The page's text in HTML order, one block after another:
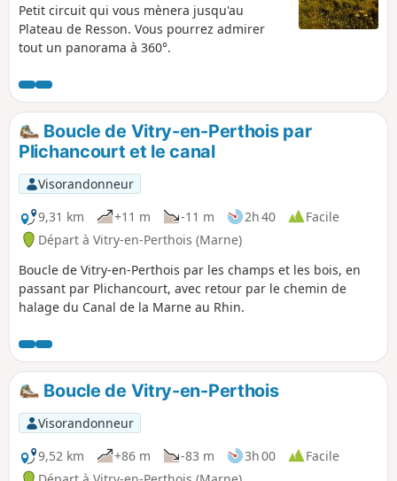
Petit circuit qui vous mènera jusqu'au
Plateau de Resson. Vous pourrez admirer
tout un panorama à 360°.
Boucle de Vitry-en-Perthois par
Plichancourt et le canal
Visorandonneur
9,31 km
+11 m -11 m 2h 40
Facile
Départ à Vitry-en-Perthois (Marne)
Boucle de Vitry-en-Perthois par les champs et les bois, en
passant par Plichancourt, avec retour par le chemin de
halage du Canal de la Marne au Rhin.
Boucle de Vitry-en-Perthois
Visorandonneur
9,52 km
+86 m -83 m 3h 00
Facile